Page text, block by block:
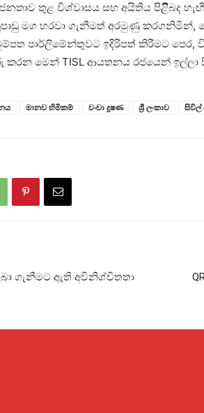
තුළ විශ්වාසය සහ අයිතිය පිළිිබද
මග හරවා ගැනීමත් අරමුණු
පාර්ලිමේන්තුවට ඉදිරිපත් කිරීමට පෙර,
කරන මෙන් TISL ආයතනය රජයෙන් ඉල්ලා
මානව හිමිකම් වංචා දූෂණ ශ්‍රී ලංකාව සිවිල්
ගැනීමට ඇති අවිනිශ්චිතතා